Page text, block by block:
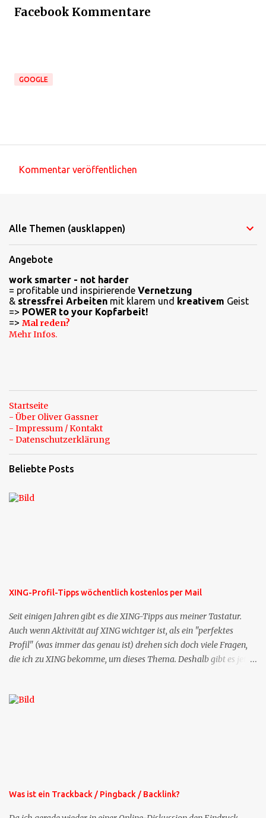
Facebook Kommentare
GOOGLE
m
n
t
a
r
e
Kommentar veröffentlichen
Alle Themen (ausklappen)
Angebote
work smarter - not harder
= profitable und inspirierende Vernetzung
& stressfrei Arbeiten mit klarem und kreativem Geist
=> POWER to your Kopfarbeit!
=> Mal reden?
Mehr Infos.
Startseite
- Über Oliver Gassner
- Impressum / Kontakt
- Datenschutzerklärung
Beliebte Posts
XING-Profil-Tipps wöchentlich kostenlos per Mail
Seit einigen Jahren gibt es die XING-Tipps aus meiner Tastatur.
Auch wenn Aktivität auf XING wichtger ist, als ein "perfektes
Profil" (was immer das genau ist) drehen sich doch viele Fragen,
die ich zu XING bekomme, um dieses Thema. Deshalb gibt es jetzt
bekommen Sie kostenlos eine weitere Folge. Die Startsequenz ist 16
Was ist ein Trackback / Pingback / Backlink?